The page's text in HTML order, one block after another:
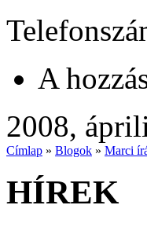
A
2008,
Címlap » Blogok » Marci
HÍREK